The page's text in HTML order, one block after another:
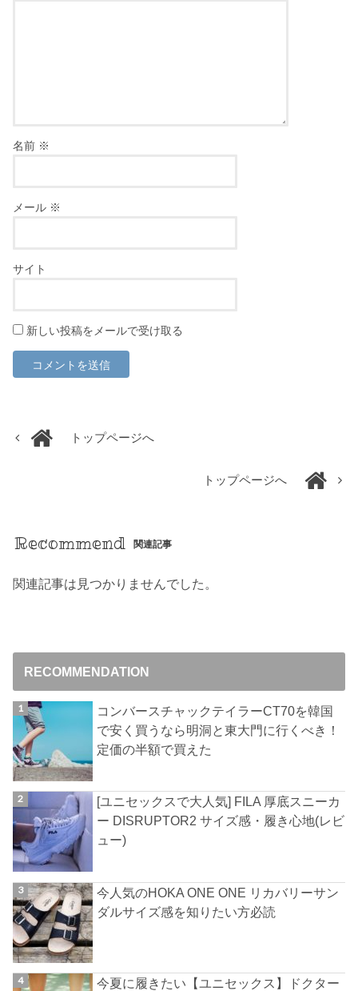
名前 ※
メール ※
サイト
新しい投稿をメールで受け取る
トップページへ
トップページへ
Recommend 関連記事
関連記事は見つかりませんでした。
RECOMMENDATION
コンバースチャックテイラーCT70を韓国
で安く買うなら明洞と東大門に行くべき！
定価の半額で買えた
[ユニセックスで大人気] FILA 厚底スニーカ
ー DISRUPTOR2 サイズ感・履き心地(レビ
ュー)
今人気のHOKA ONE ONE リカバリーサン
ダルサイズ感を知りたい方必読
今夏に履きたい【ユニセックス】ドクター